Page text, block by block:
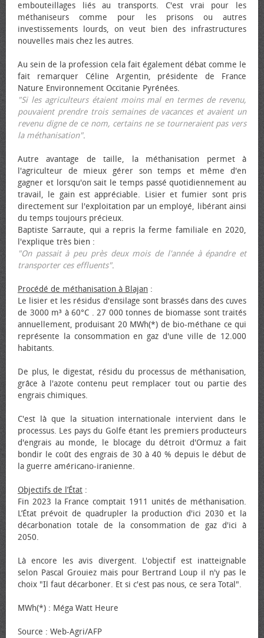
embouteillages liés au transports. C'est vrai pour les
méthaniseurs comme pour les prisons ou autres
investissements lourds, on veut bien des infrastructures
nouvelles mais chez les autres.
Au sein de la profession cela fait également débat comme le
fait remarquer Céline Argentin, présidente de France
Nature Environnement Occitanie Pyrénées.
"Si les agriculteurs étaient moins mal en termes de revenu,
pouvaient prendre trois semaines de vacances et avaient un
revenu digne de ce nom, certains ne se tourneraient pas vers
la méthanisation".
Autre avantage de taille, la méthanisation permet à
l'agriculteur de mieux gérer son temps et même d'en
gagner et lorsqu'on sait le temps passé quotidiennement au
travail, le gain est appréciable. Lisier et fumier sont pris
directement sur l'exploitation par un employé, libérant ainsi
du temps toujours précieux.
Baptiste Sarraute, qui a repris la ferme familiale en 2020,
l'explique très bien :
"On passait à peu près deux mois de l'année à épandre et
transporter ces effluents".
Procédé de méthanisation à Blajan :
Le lisier et les résidus d'ensilage sont brassés dans des cuves
de 3000 m³ à 60°C . 27 000 tonnes de biomasse sont traités
annuellement, produisant 20 MWh(*) de bio-méthane ce qui
représente la consommation en gaz d'une ville de 12.000
habitants.
De plus, le digestat, résidu du processus de méthanisation,
grâce à l'azote contenu peut remplacer tout ou partie des
engrais chimiques.
C'est là que la situation internationale intervient dans le
processus. Les pays du Golfe étant les premiers producteurs
d'engrais au monde, le blocage du détroit d'Ormuz a fait
bondir le coût des engrais de 30 à 40 % depuis le début de
la guerre américano-iranienne.
Objectifs de l’État :
Fin 2023 la France comptait 1911 unités de méthanisation.
L’État prévoit de quadrupler la production d'ici 2030 et la
décarbonation totale de la consommation de gaz d'ici à
2050.
Là encore les avis divergent. L'objectif est inatteignable
selon Pascal Grouiez mais pour Bertrand Loup il n'y pas le
choix "Il faut décarboner. Et si c'est pas nous, ce sera Total".
MWh(*) : Méga Watt Heure
Source : Web-Agri/AFP